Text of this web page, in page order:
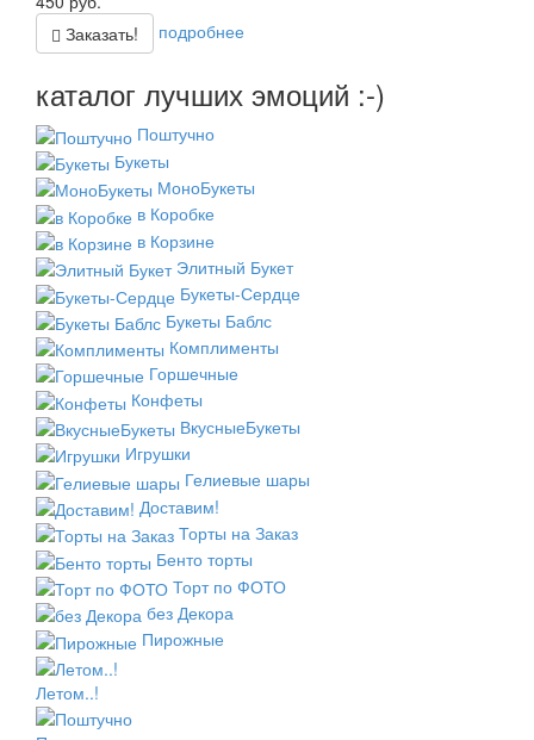
Заказать!
подробнее
каталог лучших эмоций :-)
Поштучно
Букеты
МоноБукеты
в Коробке
в Корзине
Элитный Букет
Букеты-Сердце
Букеты Баблс
Комплименты
Горшечные
Конфеты
ВкусныеБукеты
Игрушки
Гелиевые шары
Доставим!
Торты на Заказ
Бенто торты
Торт по ФОТО
без Декора
Пирожные
Летом..!